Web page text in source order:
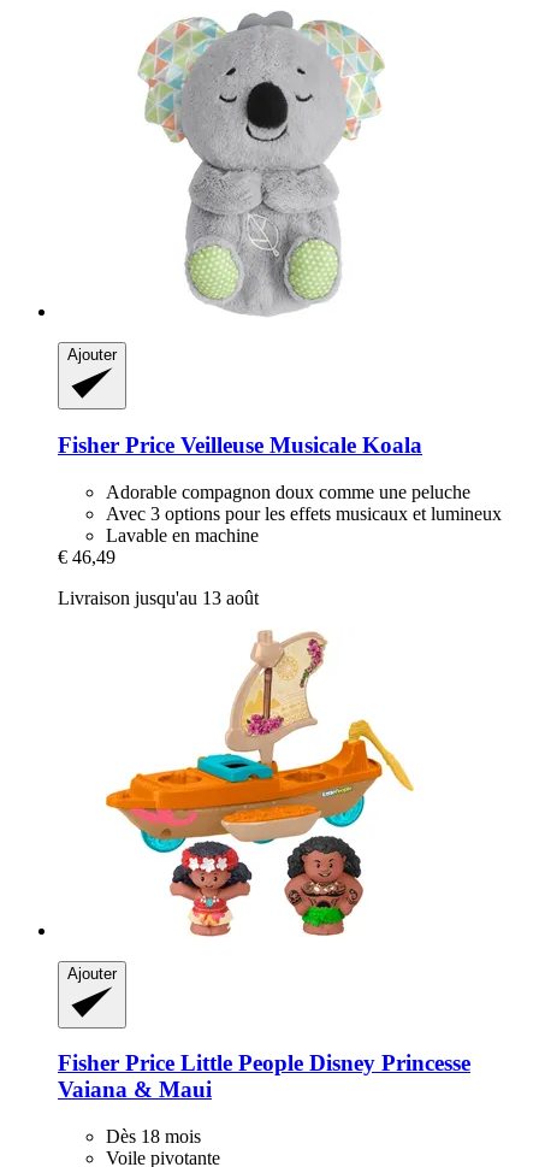
Ajouter
Fisher Price Veilleuse Musicale Koala
Adorable compagnon doux comme une peluche
Avec 3 options pour les effets musicaux et lumineux
Lavable en machine
€ 46,49
Livraison jusqu'au 13 août
Ajouter
Fisher Price Little People Disney Princesse
Vaiana & Maui
Dès 18 mois
Voile pivotante